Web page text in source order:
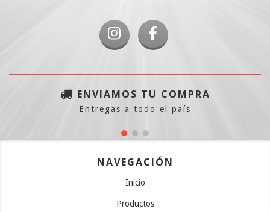
ENVIAMOS TU COMPRA
Entregas a todo el país
NAVEGACIÓN
Inicio
Productos